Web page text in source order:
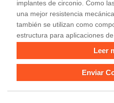
implantes de circonio. Como
una mejor resistencia
también se utilizan como
estructura para aplicaciones
Leer
Enviar